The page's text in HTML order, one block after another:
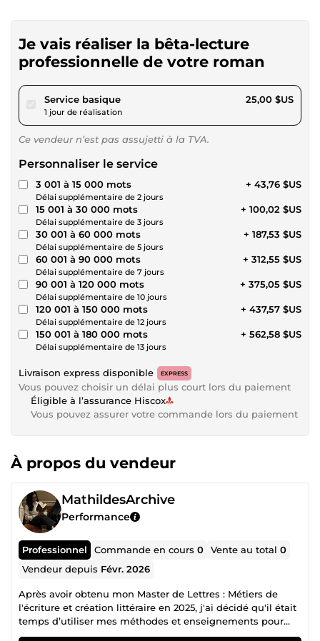
Je vais réaliser la bêta-lecture
professionnelle de votre roman
Service basiquepour 23,04 $US
1 jour de réalisation
25,00 $US
Ce vendeur n’est pas assujetti à la TVA.
Personnaliser le service
3 001 à 15 000 mots
Délai supplémentaire de 2 jours
+ 43,76 $US
15 001 à 30 000 mots
Délai supplémentaire de 3 jours
+ 100,02 $US
30 001 à 60 000 mots
Délai supplémentaire de 5 jours
+ 187,53 $US
60 001 à 90 000 mots
Délai supplémentaire de 7 jours
+ 312,55 $US
90 001 à 120 000 mots
Délai supplémentaire de 10 jours
+ 375,05 $US
120 001 à 150 000 mots
Délai supplémentaire de 12 jours
+ 437,57 $US
150 001 à 180 000 mots
Délai supplémentaire de 13 jours
+ 562,58 $US
Livraison express disponible EXPRESS
Vous pouvez choisir un délai plus court lors du paiement
Éligible à l’assurance Hiscox
Vous pouvez assurer votre commande lors du paiement
À propos du vendeur
MathildesArchive
Performance
Professionnel Commande en cours0 Vente au total0
Vendeur depuis Févr. 2026
Après avoir obtenu mon Master de Lettres : Métiers de
l'écriture et création littéraire en 2025, j'ai décidé qu'il était
temps d’utiliser mes méthodes et enseignements pour
aider les autres dans leurs projets. J’écris depuis mes huit